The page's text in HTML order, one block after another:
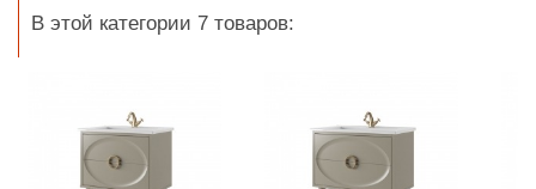
В этой категории 7 товаров: